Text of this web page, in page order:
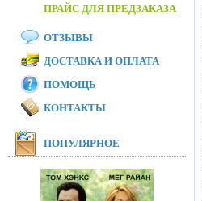
ПРАЙС ДЛЯ ПРЕДЗАКАЗА
ОТЗЫВЫ
ДОСТАВКА И ОПЛАТА
ПОМОЩЬ
КОНТАКТЫ
ПОПУЛЯРНОЕ